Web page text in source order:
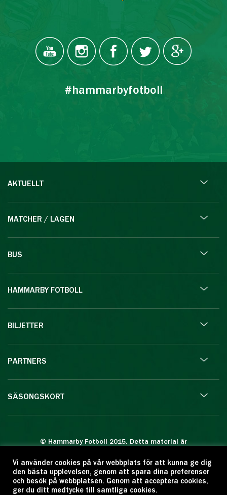
#hammarbyfotboll
AKTUELLT
MATCHER / LAGEN
BUS
HAMMARBY FOTBOLL
BILJETTER
PARTNERS
SÄSONGSKORT
© Hammarby Fotboll 2015. Detta material är
Eftertryck eller annan kopiering är förbjuden.
Citera oss gärna men ange källan:
www.hammarbyfotboll.se. Ansvarig utgivare:
Vi använder cookies på vår webbplats för att kunna ge dig
den bästa upplevelsen, genom att spara dina preferenser
och besök på webbplatsen. Genom att acceptera cookies,
ger du ditt medtycke till samtliga cookies.